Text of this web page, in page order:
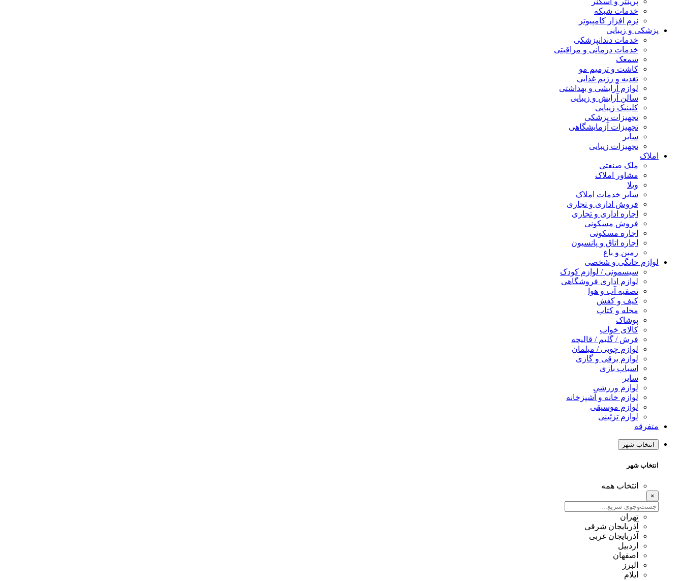
خدمات شبکه
نرم افزار کامپیوتر
پزشکی و زیبایی
خدمات دندانپزشکی
خدمات درمانی و مراقبتی
سمعک
کاشت و ترمیم مو
تغذیه و رژیم غذایی
لوازم آرایشی و بهداشتی
سالن آرایش و زیبایی
کلینیک زیبایی
تجهیزات پزشکی
تجهیزات آزمایشگاهی
سایر
تجهیزات زیبایی
املاک
ملک صنعتی
مشاور املاک
ویلا
سایر خدمات املاک
فروش اداری و تجاری
اجاره اداری و تجاری
فروش مسکونی
اجاره مسکونی
اجاره اتاق و پانسیون
زمین و باغ
لوازم خانگی و شخصی
سیسمونی / لوازم کودک
لوازم اداری فروشگاهی
تصفیه آب و هوا
کیف و کفش
مجله و کتاب
پوشاک
کالای خواب
فرش / گلیم / قالیچه
لوازم چوبی / مبلمان
لوازم برقی و گازی
اسباب بازی
سایر
لوازم ورزشی
لوازم خانه و آشپزخانه
لوازم موسیقی
لوازم تزئینی
متفرقه
انتخاب شهر
انتخاب شهر
انتخاب همه
×
تهران
آذربایجان شرقی
آذربایجان غربی
اردبیل
اصفهان
البرز
ایلام